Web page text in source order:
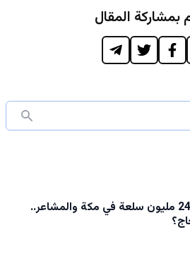
بمشاركة المقال
عاجل من التجارة: ضخ 243 مليون سلعة في مكة والمشاعر..